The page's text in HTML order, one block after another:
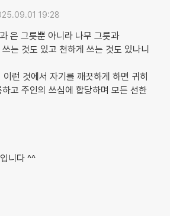
19:28
은 그릇뿐 아니라 나무 그릇과
는 것도 있고 천하게 쓰는 것도 있나니
런 것에서 자기를 깨끗하게 하면 귀히
고 주인의 쓰심에 합당하며 모든 선한
니다 ^^